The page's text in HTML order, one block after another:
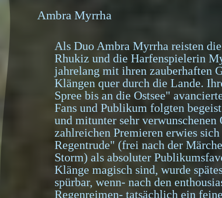
Ambra Myrrha
Als Duo Ambra Myrrha reisten
Rhukiz und die Harfenspielerin
jahrelang mit ihren zauberhaften
Klängen quer durch die Lande.
Spree bis an die Ostsee"
Fans und Publikum folgten
und mitunter sehr verwunschenen
zahlreichen Premieren erwies
Regentrude" (frei nach der
Storm) als absoluter
Klänge magisch sind, wurde
spürbar, wenn- nach den
Regenreimen- tatsächlich ein